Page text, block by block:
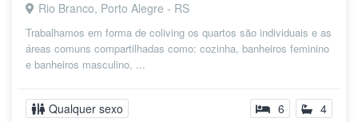
Rio Branco, Porto Alegre - RS
Trabalhamos em forma de coliving os quartos são individuais e as
áreas comuns compartilhadas como: cozinha, banheiros feminino
e banheiros masculino, ...
Qualquer sexo 6 4